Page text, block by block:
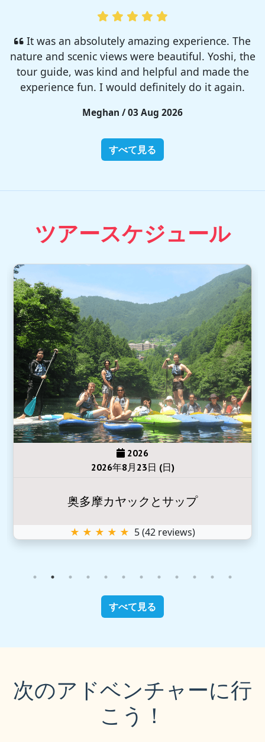
I enjoyed so much! I rented a tent from TSC,
That was strong and big enough. The camp site
was so nice but you need to bring bug spray for
sure!!
Rieko / 28 Jul 2026
すべて見る
ツアースケジュール
2026
2026年8月23日 (日)
奥多摩カヤックとサップ
★ ★ ★ ★ ★ 5(42 reviews)
すべて見る
次のアドベンチャーに行
こう！